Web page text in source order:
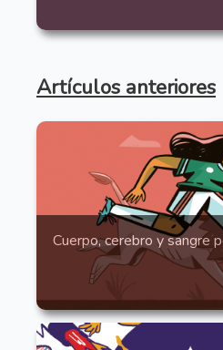
Artículos anteriores
Cuerpo, cerebro y sangre